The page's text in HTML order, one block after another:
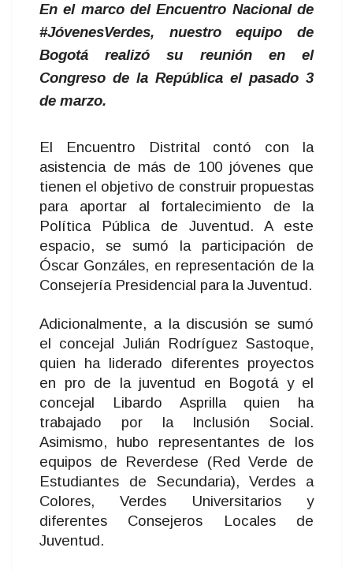
En el marco del Encuentro Nacional de
#JóvenesVerdes, nuestro equipo de
Bogotá realizó su reunión en el
Congreso de la República el pasado 3
de marzo.
El Encuentro Distrital contó con la
asistencia de más de 100 jóvenes que
tienen el objetivo de construir propuestas
para aportar al fortalecimiento de la
Política Pública de Juventud. A este
espacio, se sumó la participación de
Óscar Gonzáles, en representación de la
Consejería Presidencial para la Juventud.
Adicionalmente, a la discusión se sumó
el concejal Julián Rodríguez Sastoque,
quien ha liderado diferentes proyectos
en pro de la juventud en Bogotá y el
concejal Libardo Asprilla quien ha
trabajado por la Inclusión Social.
Asimismo, hubo representantes de los
equipos de Reverdese (Red Verde de
Estudiantes de Secundaria), Verdes a
Colores, Verdes Universitarios y
diferentes Consejeros Locales de
Juventud.